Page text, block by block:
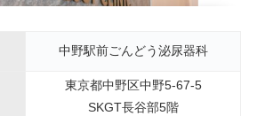
中野駅前ごんどう泌尿器科
東京都中野区中野5-67-5
SKGT長谷部5階